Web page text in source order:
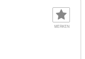
MERKEN